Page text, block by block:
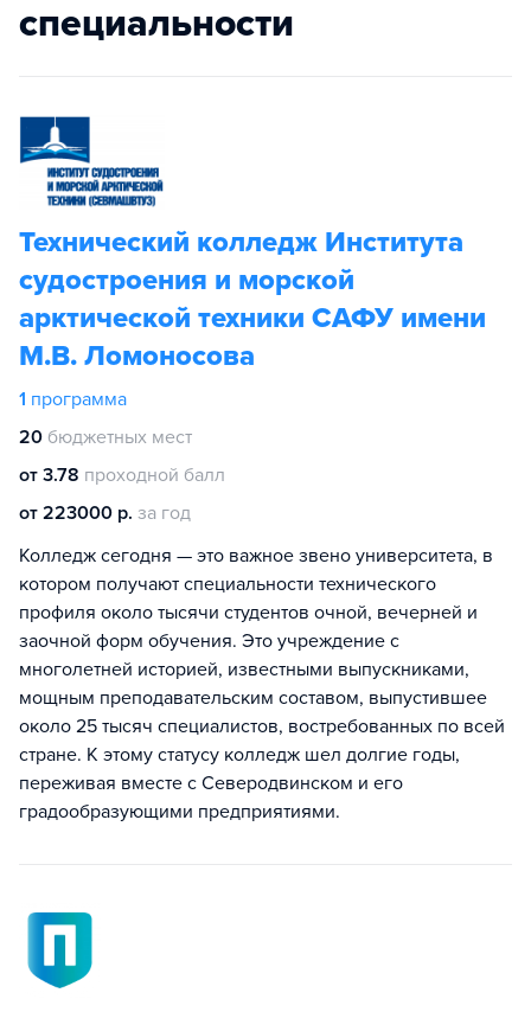
специальности
Технический колледж Института
судостроения и морской
арктической техники САФУ имени
М.В. Ломоносова
1 программа
20 бюджетных мест
от 3.78 проходной балл
от 223000 р. за год
Колледж сегодня — это важное звено университета, в
котором получают специальности технического
профиля около тысячи студентов очной, вечерней и
заочной форм обучения. Это учреждение с
многолетней историей, известными выпускниками,
мощным преподавательским составом, выпустившее
около 25 тысяч специалистов, востребованных по всей
стране. К этому статусу колледж шел долгие годы,
переживая вместе с Северодвинском и его
градообразующими предприятиями.